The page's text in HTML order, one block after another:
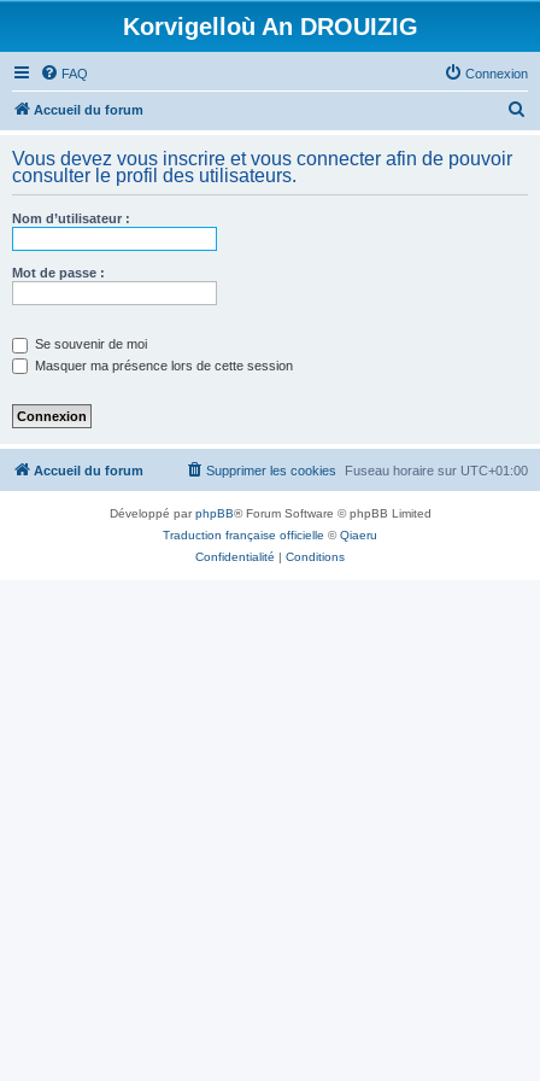
Korvigelloù An DROUIZIG
FAQ Connexion
Accueil du forum
h
Vous devez vous inscrire et vous connecter afin de pouvoir
consulter le profil des utilisateurs.
Nom d’utilisateur :
Mot de passe :
Se souvenir de moi
Masquer ma présence lors de cette session
Accueil du forum Fuseau horaire sur UTC+01:00
Supprimer les cookies
Développé parphpBB® Forum Software © phpBB Limited
Traduction française officielle ©Qiaeru
Confidentialité | Conditions